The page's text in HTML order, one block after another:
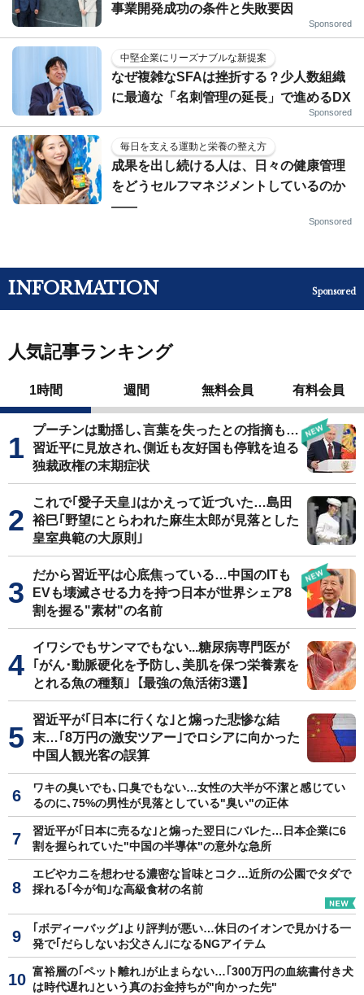
事業開発成功の条件と失敗要因
Sponsored
中堅企業にリーズナブルな新提案
なぜ複雑なSFAは挫折する？少人数組織
に最適な「名刺管理の延長」で進めるDX
Sponsored
毎日を支える運動と栄養の整え方
成果を出し続ける人は、日々の健康管理
をどうセルフマネジメントしているのか
——
Sponsored
INFORMATION Sponsored
人気記事ランキング
1時間 週間 無料会員 有料会員
プーチンは動揺し､言葉を失ったとの指摘も…
習近平に見放され､側近も友好国も停戦を迫る
独裁政権の末期症状
これで｢愛子天皇｣はかえって近づいた…島田
裕巳｢野望にとらわれた麻生太郎が見落とした
皇室典範の大原則｣
だから習近平は心底焦っている…中国のITも
EVも壊滅させる力を持つ日本が世界シェア8
割を握る"素材"の名前
イワシでもサンマでもない...糖尿病専門医が
｢がん･動脈硬化を予防し､美肌を保つ栄養素を
とれる魚の種類｣【最強の魚活術3選】
習近平が｢日本に行くな｣と煽った悲惨な結
末…｢8万円の激安ツアー｣でロシアに向かった
中国人観光客の誤算
ワキの臭いでも､口臭でもない…女性の大半が不潔と感じてい
るのに､75%の男性が見落としている"臭い"の正体
習近平が｢日本に売るな｣と煽った翌日にバレた…日本企業に6
割を握られていた"中国の半導体"の意外な急所
エビやカニを想わせる濃密な旨味とコク…近所の公園でタダで
採れる｢今が旬｣な高級食材の名前
｢ボディーバッグ｣より評判が悪い…休日のイオンで見かける一
発で｢だらしないお父さん｣になるNGアイテム
富裕層の｢ペット離れ｣が止まらない…｢300万円の血統書付き犬
は時代遅れ｣という真のお金持ちが"向かった先"